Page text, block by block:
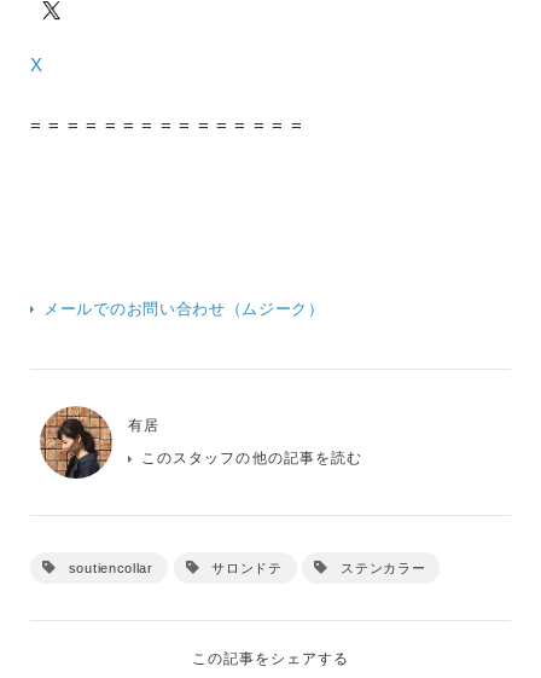
X
= = = = = = = = = = = = = = =
メールでのお問い合わせ（ムジーク）
有居
このスタッフの他の記事を読む
soutiencollar サロンドテ ステンカラー
この記事をシェアする